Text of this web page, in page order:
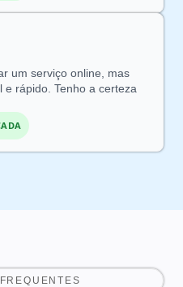
um serviço online , mas
rápido. Tenho a certeza